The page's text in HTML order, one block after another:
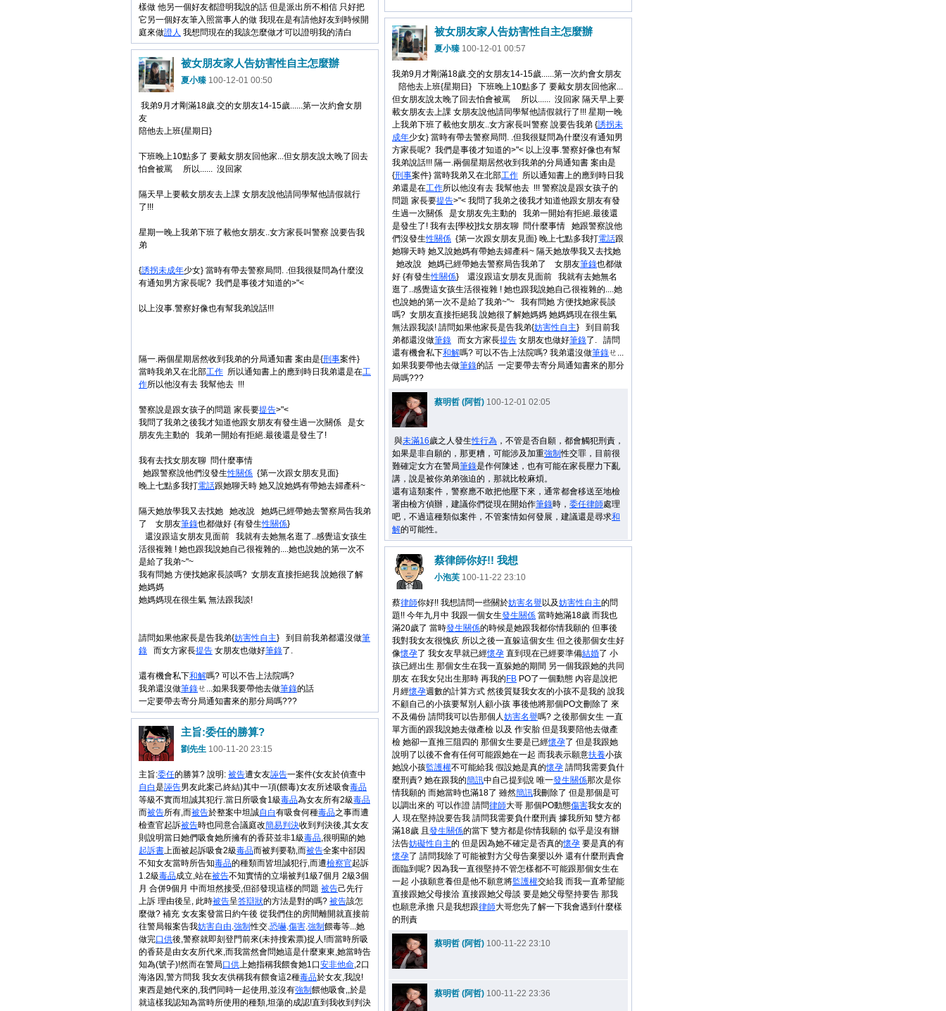
樣做 他另一個好友都證明我說的話 但是派出所不相信 只好把
它另一個好友筆入照當事人的做 我現在是有請他好友到時候開
庭來做證人 我想問現在的我該怎麼做才可以證明我的清白 被女朋友家人告妨害性自主怎麼辦
夏小臻 100-12-01 00:57
我弟9月才剛滿18歲.交的女朋友14-15歲......第一次約會女朋友
陪他去上班{星期日} 下班晚上10點多了 要戴女朋友回他家...
但女朋友說太晚了回去怕會被罵 所以...... 沒回家 隔天早上要
載女朋友去上課 女朋友說他請同學幫他請假就行了!!! 星期一晚
上我弟下班了載他女朋友..女方家長叫警察 說要告我弟 {誘拐未
成年少女} 當時有帶去警察局問. .但我很疑問為什麼沒有通知男
方家長呢? 我們是事後才知道的>"< 以上沒事.警察好像也有幫
我弟說話!!! 隔一.兩個星期居然收到我弟的分局通知書 案由是
{刑事案件} 當時我弟又在北部工作 所以通知書上的應到時日我
弟還是在工作所以他沒有去 我幫他去 !!! 警察說是跟女孩子的
問題 家長要提告>"< 我問了我弟之後我才知道他跟女朋友有發
生過一次關係 是女朋友先主動的 我弟一開始有拒絕.最後還
是發生了! 我有去[學校]找女朋友聊 問什麼事情 她跟警察說他
們沒發生性關係 {第一次跟女朋友見面} 晚上七點多我打電話跟
她聊天時 她又說她媽有帶她去婦產科~ 隔天她放學我又去找她
她改說 她媽已經帶她去警察局告我弟了 女朋友筆錄也都做
好 {有發生性關係} 還沒跟這女朋友見面前 我就有去她無名
逛了..感覺這女孩生活很複雜 ! 她也跟我說她自己很複雜的....她
也說她的第一次不是給了我弟~"~ 我有問她 方便找她家長談
嗎? 女朋友直接拒絕我 說她很了解她媽媽 她媽媽現在很生氣
無法跟我談! 請問如果他家長是告我弟{妨害性自主} 到目前我
弟都還沒做筆錄 而女方家長提告 女朋友也做好筆錄了. 請問
還有機會私下和解嗎? 可以不告上法院嗎? 我弟還沒做筆錄ㄝ...
如果我要帶他去做筆錄的話 一定要帶去寄分局通知書來的那分
局嗎???
蔡明哲 (阿哲) 100-12-01 02:05
與未滿16歲之人發生性行為 ，不管是否自願，都會觸犯刑責，
如果是非自願的，那更糟，可能涉及加重強制性交罪，目前很
難確定女方在警局筆錄是作何陳述，也有可能在家長壓力下亂
講，說是被你弟弟強迫的，那就比較麻煩。
還有這類案件，警察應不敢把他壓下來，通常都會移送至地檢
署由檢方偵辦，建議你們從現在開始作筆錄時， 委任律師處理
吧，不過這種類似案件，不管案情如何發展，建議還是尋求和
解的可能性。
被女朋友家人告妨害性自主怎麼辦
夏小臻 100-12-01 00:50
我弟9月才剛滿18歲.交的女朋友14-15歲......第一次約會女朋
友
陪他去上班{星期日}
下班晚上10點多了 要戴女朋友回他家...但女朋友說太晚了回去
怕會被罵 所以...... 沒回家
隔天早上要載女朋友去上課 女朋友說他請同學幫他請假就行
了!!!
星期一晚上我弟下班了載他女朋友..女方家長叫警察 說要告我
弟
{誘拐未成年少女} 當時有帶去警察局問. .但我很疑問為什麼沒
有通知男方家長呢? 我們是事後才知道的>"<
以上沒事.警察好像也有幫我弟說話!!!
隔一.兩個星期居然收到我弟的分局通知書 案由是{刑事案件}
當時我弟又在北部工作 所以通知書上的應到時日我弟還是在工
作所以他沒有去 我幫他去 !!!
警察說是跟女孩子的問題 家長要提告>"<
我問了我弟之後我才知道他跟女朋友有發生過一次關係 是女
朋友先主動的 我弟一開始有拒絕.最後還是發生了!
我有去找女朋友聊 問什麼事情
她跟警察說他們沒發生性關係 {第一次跟女朋友見面}
晚上七點多我打電話跟她聊天時 她又說她媽有帶她去婦產科~
隔天她放學我又去找她 她改說 她媽已經帶她去警察局告我弟
了 女朋友筆錄也都做好 {有發生性關係}
還沒跟這女朋友見面前 我就有去她無名逛了..感覺這女孩生
活很複雜 ! 她也跟我說她自己很複雜的....她也說她的第一次不
是給了我弟~"~
我有問她 方便找她家長談嗎? 女朋友直接拒絕我 說她很了解
她媽媽
她媽媽現在很生氣 無法跟我談!
請問如果他家長是告我弟{妨害性自主} 到目前我弟都還沒做筆
錄 而女方家長提告 女朋友也做好筆錄了.
還有機會私下和解嗎? 可以不告上法院嗎?
我弟還沒做筆錄ㄝ...如果我要帶他去做筆錄的話
一定要帶去寄分局通知書來的那分局嗎???
蔡律師你好!! 我想
小泡芙 100-11-22 23:10
蔡律師你好!! 我想請問一些關於妨害名譽以及妨害性自主的問
題!! 今年九月中 我跟一個女生發生關係 當時她滿18歲 而我也
滿20歲了 當時發生關係的時候是她跟我都你情我願的 但事後
我對我女友很愧疚 所以之後一直躲這個女生 但之後那個女生好
像懷孕了 我女友早就已經懷孕 直到現在已經要準備結婚了 小
孩已經出生 那個女生在我一直躲她的期間 另一個我跟她的共同
朋友 在我女兒出生那時 再我的 FB PO了一個動態 內容是說把
月經懷孕週數的計算方式 然後質疑我女友的小孩不是我的 說我
不顧自己的小孩要幫別人顧小孩 事後他將那個PO文刪除了 來
不及備份 請問我可以告那個人妨害名譽嗎? 之後那個女生 一直
單方面的跟我說她去做產檢 以及 作安胎 但是我要陪他去做產
檢 她卻一直推三阻四的 那個女生要是已經懷孕了 但是我跟她
說明了以後不會有任何可能跟她在一起 而我表示願意扶養小孩
她說小孩監護權不可能給我 假設她是真的懷孕 請問我需要負什
麼刑責? 她在跟我的簡訊中自己提到說 唯一發生關係那次是你
情我願的 而她當時也滿18了 雖然簡訊我刪除了 但是那個是可
以調出來的 可以作證 請問律師大哥 那個PO動態傷害我女友的
人 現在堅持說要告我 請問我需要負什麼刑責 據我所知 雙方都
滿18歲 且 發生關係的當下 雙方都是你情我願的 似乎是沒有辦
法告妨礙性自主的 但是因為她不確定是否真的懷孕 要是真的有
懷孕了 請問我除了可能被對方父母告棄嬰以外 還有什麼刑責會
面臨到呢? 因為我一直很堅持不管怎樣都不可能跟那個女生在
一起 小孩願意養但是他不願意將監護權交給我 而我一直希望能
直接跟她父母接洽 直接跟她父母談 要是她父母堅持要告 那我
也願意承擔 只是我想跟律師大哥您先了解一下我會遇到什麼樣
的刑責
蔡明哲 (阿哲) 100-11-22 23:10
蔡明哲 (阿哲) 100-11-22 23:36
主旨:委任的勝算?
劉先生 100-11-20 23:15
主旨:委任的勝算? 說明: 被告遭女友誣告一案件(女友於偵查中
自白是誣告男友此案己終結)其中一項(餵毒)女友所述吸食毒品
等級不實而坦誠其犯行.當日所吸食1級毒品為女友所有2級毒品
而被告所有,而被告於整案中坦誠自白有吸食何種毒品之事而遭
檢查官起訴被告時也同意合議庭改簡易判決收到判決後,其女友
則說明當日她們吸食她所擁有的香菸並非1級毒品,很明顯的她
起訴書上面被起訴吸食2級毒品而被判要勒,而被告全案中郤因
不知女友當時所告知毒品的種類而皆坦誠犯行,而遭檢察官起訴
1.2級毒品成立,站在被告不知實情的立場被判1級7個月 2級3個
月 合併9個月 中而坦然接受,但郤發現這樣的問題 被告己先行
上訴 理由後呈, 此時被告呈答辯狀的方法是對的嗎? 被告該怎
麼做? 補充 女友案發當日約午後 從我們住的房間離開就直接前
往警局報案告我妨害自由.強制性交.恐嚇.傷害.強制 餵毒等...她
做完口供後,警察就即刻登門前來(未持搜索票)捉人!而當時所吸
的香菸是由女友所代來,而我當然會問她這是什麼東東,她當時告
知為(號子)!然而在警局口供上她指稱我餵食她1口安非他命,2口
海洛因,警方問我 我女友供稱我有餵食這2種毒品於女友,我說!
東西是她代來的,我們同時一起使用,並沒有強制 餵他吸食,,於是
就這樣我認知為當時所使用的種類,坦蕩的成認!直到我收到判決